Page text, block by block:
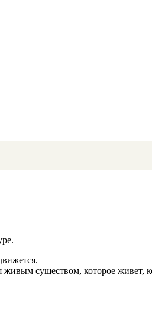
существом, которое живет,